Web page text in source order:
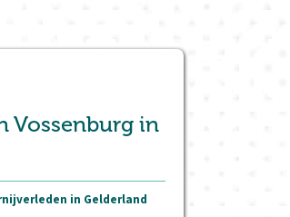
Vossenburg in
in Gelderland